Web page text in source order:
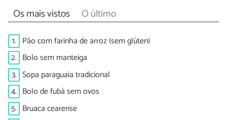
Os mais vistos O último
1. Pão com farinha de arroz (sem glúten)
2. Bolo sem manteiga
3. Sopa paraguaia tradicional
4. Bolo de fubá sem ovos
5. Bruaca cearense